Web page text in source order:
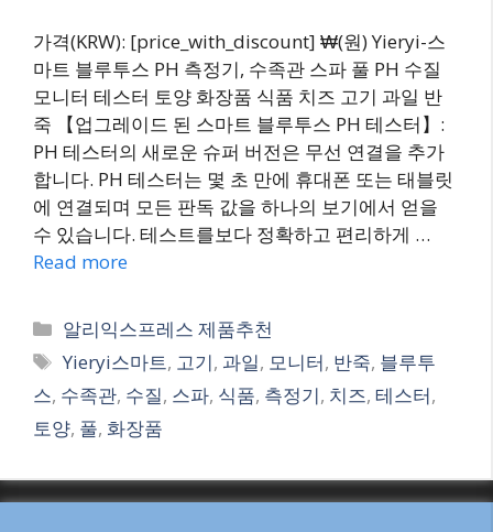
가격(KRW): [price_with_discount] ₩(원) Yieryi-스
마트 블루투스 PH 측정기, 수족관 스파 풀 PH 수질
모니터 테스터 토양 화장품 식품 치즈 고기 과일 반
죽 【업그레이드 된 스마트 블루투스 PH 테스터】:
PH 테스터의 새로운 슈퍼 버전은 무선 연결을 추가
합니다. PH 테스터는 몇 초 만에 휴대폰 또는 태블릿
에 연결되며 모든 판독 값을 하나의 보기에서 얻을
수 있습니다. 테스트를보다 정확하고 편리하게 …
Read more
Categories
알리익스프레스 제품추천
Tags
Yieryi스마트, 고기, 과일, 모니터, 반죽, 블루투
스, 수족관, 수질, 스파, 식품, 측정기, 치즈, 테스터,
토양, 풀, 화장품